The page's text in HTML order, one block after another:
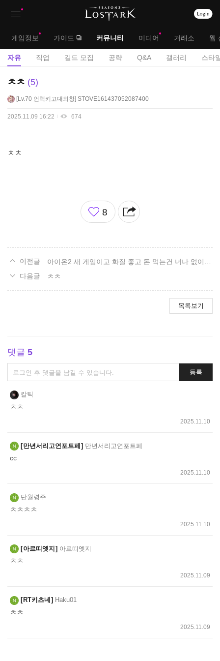
대
메
게임정보 가이드 커뮤니티 미디어 거래소 웹
서
자유 직업 길드 모집 공략 Q&A 갤러리 스타
자
게
ㅊㅊ 5
Lv.70 언럭키고대의창 STOVE161437052087400
2025.11.09 16:22 674
ㅊㅊ
좋
아
8
아이온2 새 게임이고 화질 좋고 돈 먹는건 너나 없이 같고 아이온 오픈일 11월 19일 지금 사전등록 진행중
ㅊㅊ
목록보기
댓글 5
댓
글
쓰
기
등록
칼틱
ㅊㅊ
2025.11.10
만년서리고연포트페 만년서리고연포트페
cc
2025.11.10
단월령주
ㅊㅊㅊㅊ
2025.11.10
아르띠엣지 아르띠엣지
ㅊㅊ
2025.11.09
RT키츠네 Haku01
ㅊㅊ
2025.11.09